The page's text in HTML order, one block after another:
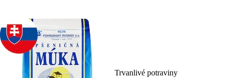
Trvanlivé potraviny